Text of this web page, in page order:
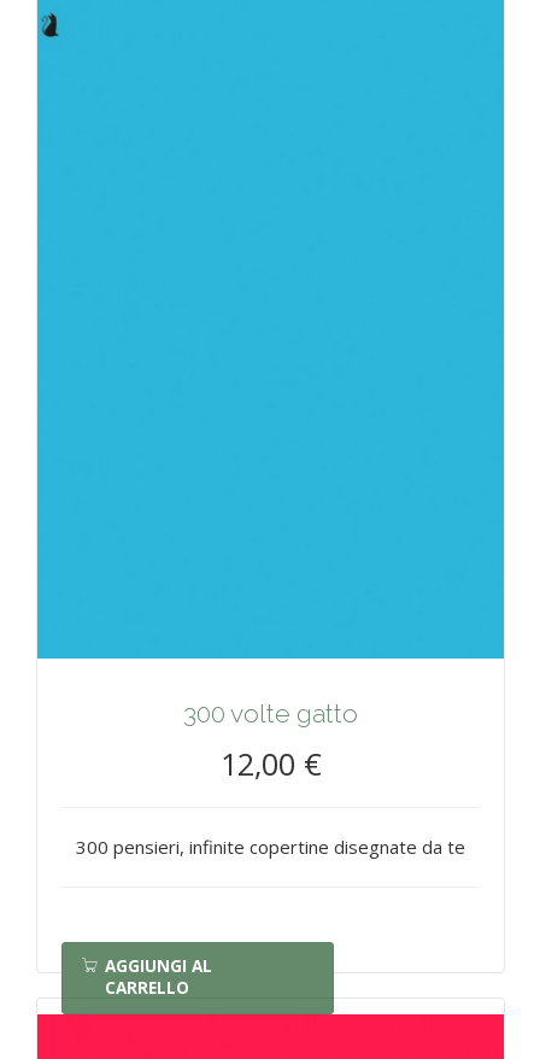
300 volte gatto
12,00 €
300 pensieri, infinite copertine disegnate da te
AGGIUNGI AL
CARRELLO